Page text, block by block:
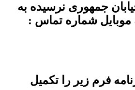
جمهوری نرسیده به
موبایل شماره تماس :
فرم زیر را تکمیل